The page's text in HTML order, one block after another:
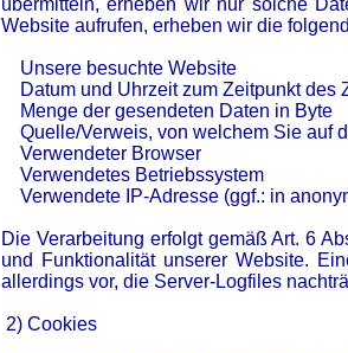
übermitteln, erheben wir nur solche
Website aufrufen, erheben wir die
Unsere besuchte Website
Datum und Uhrzeit zum Zeitpunkt des
Menge der gesendeten Daten in Byte
Quelle/Verweis, von welchem Sie auf
Verwendeter Browser
Verwendetes Betriebssystem
Verwendete IP-Adresse (ggf.: in
Die Verarbeitung erfolgt gemäß Art. 6
und Funktionalität unserer Website.
allerdings vor, die Server-Logfiles
2) Cookies